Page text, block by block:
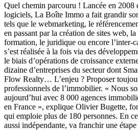
Quel chemin parcouru ! Lancée en 2008
logiciels, La Boîte Immo a fait grandir
tels que le webmarketing, le
en passant par la création de sites web,
formation, le juridique ou encore l’inter-
s’est réalisée à la fois via des
le biais d’opérations de croissance
dizaine d’entreprises du secteur dont
Flow Realty… L’enjeu ? Proposer
professionnels de l’immobilier. « Nous
aujourd’hui avec 8 000 agences
en France », explique Olivier Bugette,
qui emploie plus de 180 personnes. En
aussi indépendante, va franchir une